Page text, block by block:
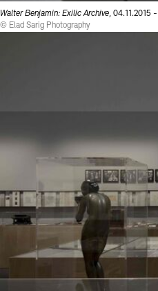
Walter Benjamin: Exilic Archive, 04.11.2015
© Elad Sarig Photography